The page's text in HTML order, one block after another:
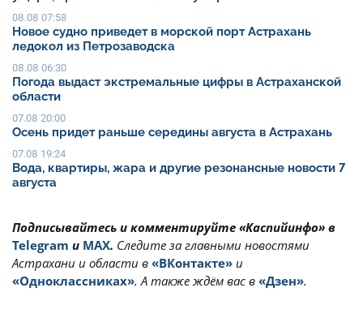
08.08 07:58
Новое судно приведет в морской порт Астрахань
ледокол из Петрозаводска
08.08 06:30
Погода выдаст экстремальные цифры в Астраханской
области
07.08 20:00
Осень придет раньше середины августа в Астрахань
07.08 19:24
Вода, квартиры, жара и другие резонансные новости 7
августа
Подписывайтесь и комментируйте «Каспийинфо» в
Telegram и MAX. Cледите за главными новостями
Астрахани и области в «ВКонтакте» и
«Одноклассниках». А также ждём вас в «Дзен».